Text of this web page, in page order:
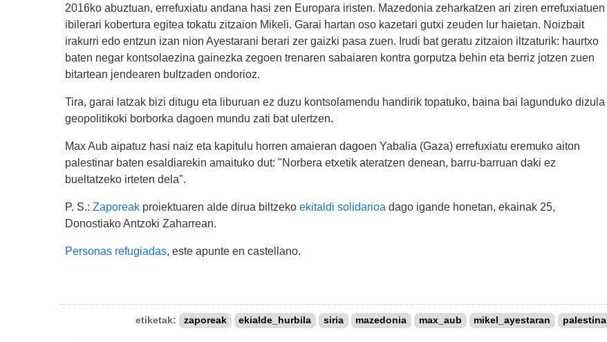
2016ko abuztuan, errefuxiatu andana hasi zen Europara iristen. Mazedonia zeharkatzen ari ziren errefuxiatuen
ibilerari kobertura egitea tokatu zitzaion Mikeli. Garai hartan oso kazetari gutxi zeuden lur haietan. Noizbait
irakurri edo entzun izan nion Ayestarani berari zer gaizki pasa zuen. Irudi bat geratu zitzaion iltzaturik: haurtxo
baten negar kontsolaezina gainezka zegoen trenaren sabaiaren kontra gorputza behin eta berriz jotzen zuen
bitartean jendearen bultzaden ondorioz.
Tira, garai latzak bizi ditugu eta liburuan ez duzu kontsolamendu handirik topatuko, baina bai lagunduko dizula
geopolitikoki borborka dagoen mundu zati bat ulertzen.
Max Aub aipatuz hasi naiz eta kapitulu horren amaieran dagoen Yabalia (Gaza) errefuxiatu eremuko aiton
palestinar baten esaldiarekin amaituko dut: "Norbera etxetik ateratzen denean, barru-barruan daki ez
bueltatzeko irteten dela".
P. S.: Zaporeakproiektuaren alde dirua biltzeko ekitaldi solidarioa dago igande honetan, ekainak 25,
Donostiako Antzoki Zaharrean.
Personas refugiadas, este apunte en castellano.
etiketak: zaporeak ekialde_hurbila siria mazedonia max_aub mikel_ayestaran palestina